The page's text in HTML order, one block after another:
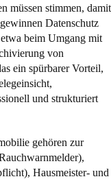
müssen stimmen, damit
Datenschutz
beim Umgang mit
von
ein spürbarer Vorteil,
und strukturiert
gehören zur
Hausmeister- und